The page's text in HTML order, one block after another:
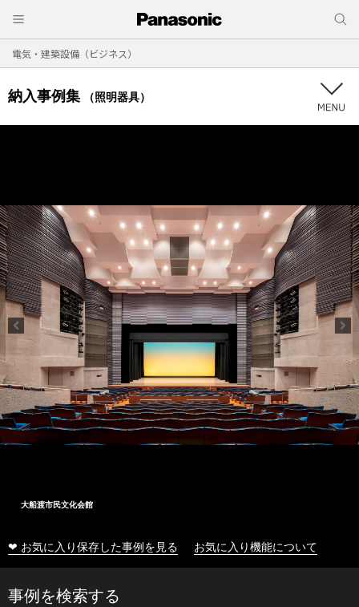
電気・建築設備（ビジネス）
納入事例集 （照明器具）
大船渡市民文化会館
❤ お気に入り保存した事例を見る お気に入り機能について
事例を検索する